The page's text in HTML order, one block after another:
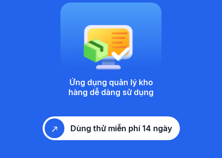
Ứng dụng quản lý kho
hàng dễ dàng sử dụng
Dùng thử miễn phí 14 ngày